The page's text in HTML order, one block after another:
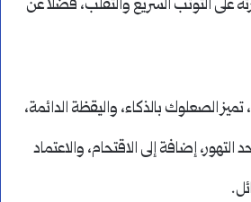
على التوثب السريع والتقلب، فضلاً عن
الصعلوك بالذكاء، واليقظة الدائمة،
التهور، إضافة إلى الاقتحام، والاعتماد